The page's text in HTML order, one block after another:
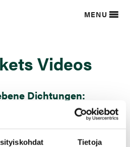
Tietoja
MENU
Videos
Dichtungen:
Video: